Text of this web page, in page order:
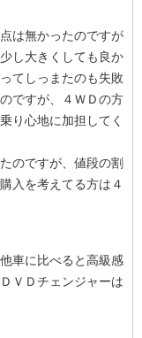
は無かったのですが
し大きくしても良か
てしっまたのも失敗
ですが、４ＷＤの方
り心地に加担してく
のですが、値段の割
入を考えてる方は４
車に比べると高級感
ＶＤチェンジャーは